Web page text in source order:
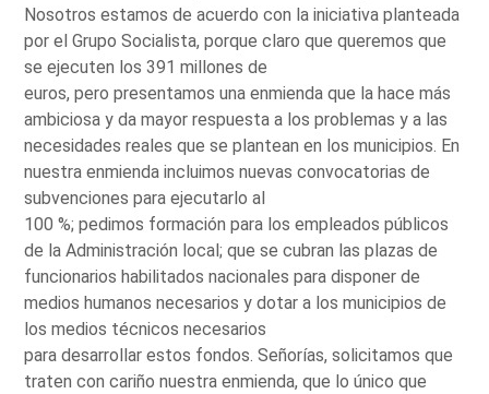
Nosotros estamos de acuerdo con la iniciativa planteada
por el Grupo Socialista, porque claro que queremos que
se ejecuten los 391 millones de
euros, pero presentamos una enmienda que la hace más
ambiciosa y da mayor respuesta a los problemas y a las
necesidades reales que se plantean en los municipios. En
nuestra enmienda incluimos nuevas convocatorias de
subvenciones para ejecutarlo al
100 %; pedimos formación para los empleados públicos
de la Administración local; que se cubran las plazas de
funcionarios habilitados nacionales para disponer de
medios humanos necesarios y dotar a los municipios de
los medios técnicos necesarios
para desarrollar estos fondos. Señorías, solicitamos que
traten con cariño nuestra enmienda, que lo único que